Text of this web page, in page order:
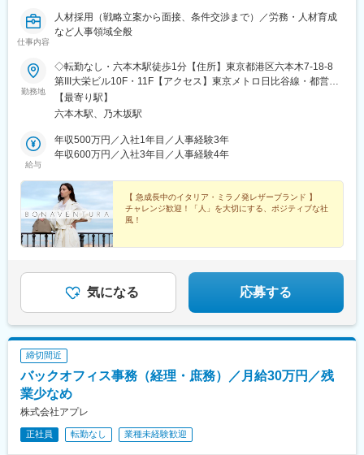
仕事内容
人材採用（戦略立案から面接、条件交渉まで）／労務・人材育成
など人事領域全般
勤務地
◇転勤なし・六本木駅徒歩1分【住所】東京都港区六本木7-18-8
第III大栄ビル10F・11F【アクセス】東京メトロ日比谷線・都営大
江戸線「六本木駅」より徒歩1分※受動喫煙対策：屋内禁煙
【最寄り駅】
六本木駅、乃木坂駅
給与
年収500万円／入社1年目／人事経験3年
年収600万円／入社3年目／人事経験4年
【 急成長中のイタリア・ミラノ発レザーブランド 】
チャレンジ歓迎！「人」を大切にする、ポジティブな社
風！
◎週1日～2日リモート可
◎フレックスタイム制
気になる 応募する
締切間近
バックオフィス事務（経理・庶務）／月給30万円／残
業少なめ
株式会社アプレ
正社員 転勤なし 業種未経験歓迎